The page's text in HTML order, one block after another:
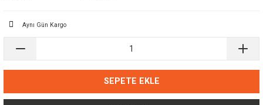
Aynı Gün Kargo
SEPETE EKLE